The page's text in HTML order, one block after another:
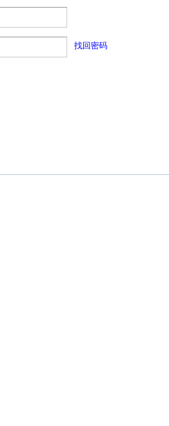
找回密码